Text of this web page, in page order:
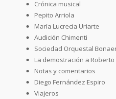
Crónica musical
Pepito Arriola
María Lucrecia Uriarte
Audición Chimenti
Sociedad Orquestal
La demostración a
Notas y comentarios
Diego Fernández Espiro
Viajeros